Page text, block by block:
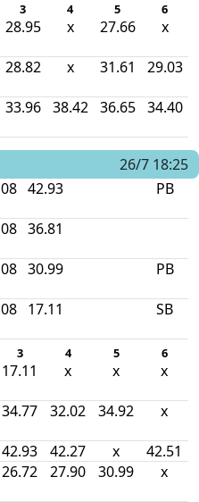
3 4 5 6
28.95 x 27.66 x
28.82 x 31.61 29.03
33.96 38.42 36.65 34.40
26/7 18:25
08 42.93 PB
08 36.81
08 30.99 PB
08 17.11 SB
3 4 5 6
17.11 x x x
34.77 32.02 34.92 x
42.93 42.27 x
42.51
26.72 27.90 30.99 x